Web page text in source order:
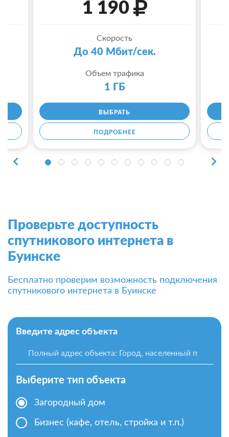
1 190
Скорость
До 40 Мбит/сек.
Объем трафика
1 ГБ
ВЫБРАТЬ
ПОДРОБНЕЕ
Проверьте доступность
спутникового интернета в
Буинске
Бесплатно проверим возможность подключения
спутникового интернета в Буинске
Введите адрес объекта
Выберите тип объекта
Загородный дом
Бизнес (кафе, отель, стройка и т.п.)